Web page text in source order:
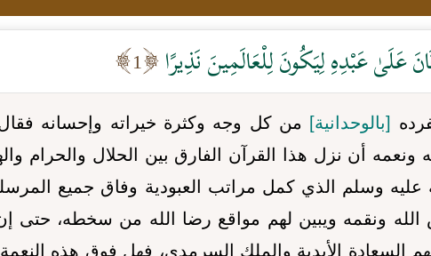
عَلَىٰ عَبْدِهِ لِيَكُونَ لِلْعَالَمِينَ نَذِيرًا 1
[بالوحدانية] من كل وجه وكثرة خيراته وإحسانه
ونعمه أن نزل هذا القرآن الفارق بين الحلال والحرام
وسلم الذي كمل مراتب العبودية وفاق جميع
ونقمه ويبين لهم مواقع رضا الله من سخطه، حتى
لهم السعادة الأبدية والملك السرمدي، فهل فوق هذه